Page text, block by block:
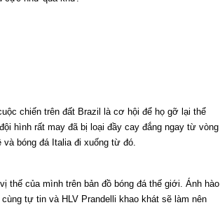
chiến trên đất Brazil là cơ hội để họ gỡ lại thể
hình rất may đã bị loại đầy cay đắng ngay từ vòng
và bóng đá Italia đi xuống từ đó.
thế của mình trên bản đồ bóng đá thế giới. Ánh hào
tự tin và HLV Prandelli khao khát sẽ làm nên